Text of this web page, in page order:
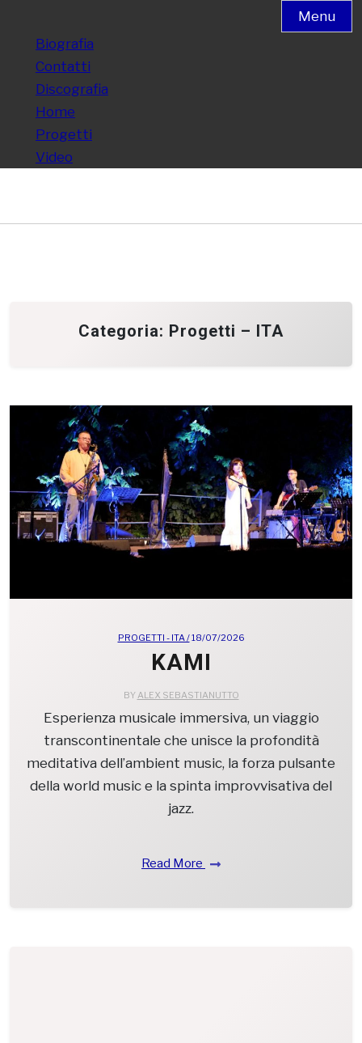
Menu
Biografia
Contatti
Discografia
Home
Progetti
Video
Categoria: Progetti – ITA
PROGETTI - ITA /18/07/2026
KAMI
BYALEX SEBASTIANUTTO
Esperienza musicale immersiva, un viaggio
transcontinentale che unisce la profondità
meditativa dell’ambient music, la forza pulsante
della world music e la spinta improvvisativa del
jazz.
Read More